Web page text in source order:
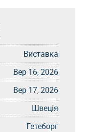
Виставка
Вер 16, 2026
Вер 17, 2026
Швеція
Гетеборг